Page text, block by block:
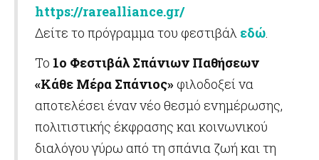
https://rarealliance.gr/
Δείτε το πρόγραμμα του φεστιβάλ εδώ.
Το 1ο Φεστιβάλ Σπάνιων Παθήσεων
«Κάθε Μέρα Σπάνιος» φιλοδοξεί να
αποτελέσει έναν νέο θεσμό ενημέρωσης,
πολιτιστικής έκφρασης και κοινωνικού
διαλόγου γύρω από τη σπάνια ζωή και τη